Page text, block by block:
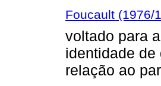
Foucault (1976/
voltado para
identidade de
relação ao